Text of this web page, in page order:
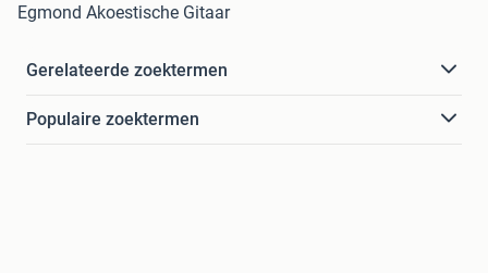
Egmond Akoestische Gitaar
Gerelateerde zoektermen
Populaire zoektermen